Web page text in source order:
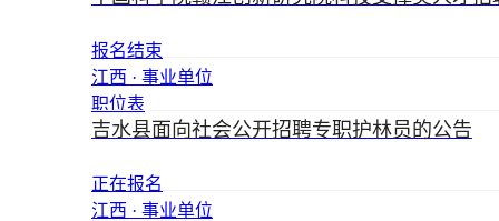
报名结束
江西 · 事业单位
职位表
吉水县面向社会公开招聘专职护林员的公告
正在报名
江西 · 事业单位